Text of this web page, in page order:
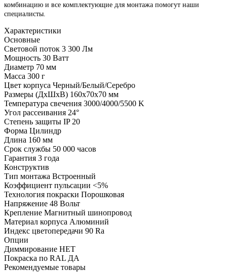
комбинацию и все комплектующие для монтажа помогут наши
специалисты.
Характеристики
Основные
Световой поток 3 300 Лм
Мощность 30 Ватт
Диаметр 70 мм
Масса 300 г
Цвет корпуса Черный/Белый/Серебро
Размеры (ДхШхВ) 160х70х70 мм
Температура свечения 3000/4000/5500 K
Угол рассеивания 24°
Степень защиты IP 20
Форма Цилиндр
Длина 160 мм
Срок службы 50 000 часов
Гарантия 3 года
Конструктив
Тип монтажа Встроенный
Коэффициент пульсации <5%
Технология покраски Порошковая
Напряжение 48 Вольт
Крепление Магнитный шинопровод
Материал корпуса Алюминий
Индекс цветопередачи 90 Ra
Опции
Диммирование НЕТ
Покраска по RAL ДА
Рекомендуемые товары